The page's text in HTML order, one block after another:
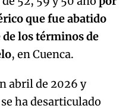
que fue abatido
los términos de
, en Cuenca.
abril de 2026 y
ha desarticulado